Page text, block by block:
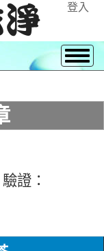
登入
證：